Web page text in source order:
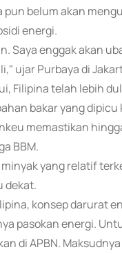
pun belum akan
energi.
Saya enggak akan
ujar Purbaya di
Filipina telah lebih
bakar yang
memastikan
BBM.
yang relatif
dekat.
konsep darurat
pasokan energi.
di APBN.